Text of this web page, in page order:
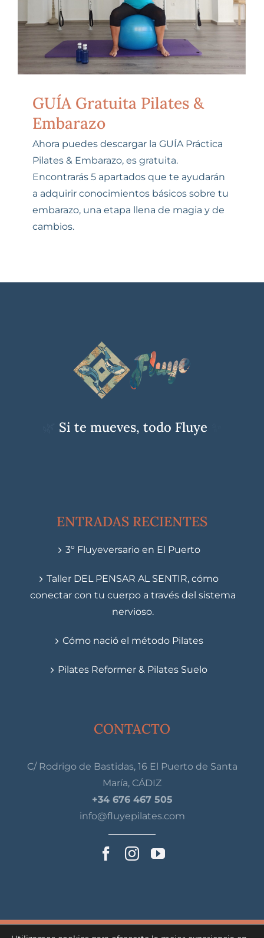
GUÍA Gratuita Pilates &
Embarazo
Ahora puedes descargar la GUÍA Práctica
Pilates & Embarazo, es gratuita.
Encontrarás 5 apartados que te ayudarán
a adquirir conocimientos básicos sobre tu
embarazo, una etapa llena de magia y de
cambios.
Si te mueves, todo Fluye
ENTRADAS RECIENTES
3º Fluyeversario en El Puerto
Taller DEL PENSAR AL SENTIR, cómo
conectar con tu cuerpo a través del sistema
nervioso.
Cómo nació el método Pilates
Pilates Reformer & Pilates Suelo
CONTACTO
C/ Rodrigo de Bastidas, 16 El Puerto de Santa
María, CÁDIZ
+34 676 467 505
info@fluyepilates.com